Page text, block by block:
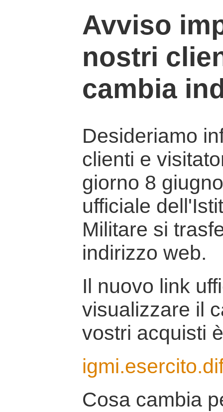
Avviso
nostri
cambia
Desideriamo
clienti e
giorno 8
ufficiale
Militare si
indirizzo web.
Il nuovo link
visualizzare il
vostri acquisti
Cosa cambia